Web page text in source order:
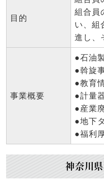
目的
組合員
い、組
進し、
事業概要
●石油
●斡旋
●教育
●計量
●産業
●地下
●福利
神奈川